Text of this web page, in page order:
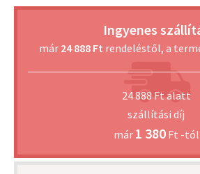
Ingyenes
már 24 888 Ft rendeléstől, a
24 888 Ft alatt
szállítási díj
már 1 380Ft -tól